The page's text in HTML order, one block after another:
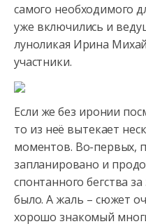
самого необходимого
уже включились и
луноликая Ирина
участники.
Если же без иронии
то из неё вытекает
моментов. Во-первых,
запланировано и
спонтанного бегства
было. А жаль – сюжет
хорошо знакомый